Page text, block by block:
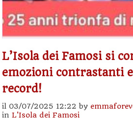
L’Isola dei Famosi si
emozioni contrastanti
record!
il 03/07/2025 12:22 by
in L'Isola dei Famosi